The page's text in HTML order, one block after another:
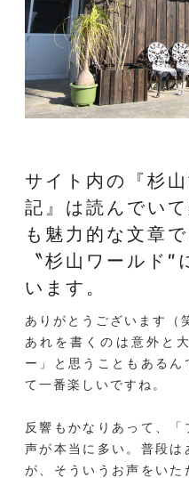
サイト内の『杉
記』は 読んでい
も魅力的な文章で
〝杉山ワールド″
います。
ありがとうございます（
あれを書くのは意外と
ー」と思うこともある
て一番楽しいですね。
反響もかなりあって、
声が本当に多い。普段
が、そういうお声をい